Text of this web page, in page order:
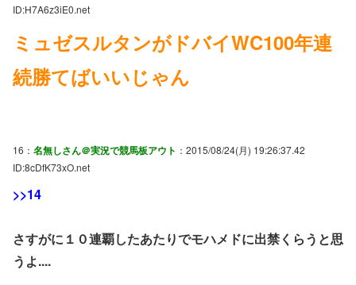
ID:H7A6z3iE0.net
ミュゼスルタンがドバイWC100年連
続勝てばいいじゃん
16： 名無しさん＠実況で競馬板アウト ：2015/08/24(月) 19:26:37.42
ID:8cDfK73xO.net
>>14
さすがに１０連覇したあたりでモハメドに出禁くらうと思
うよ....